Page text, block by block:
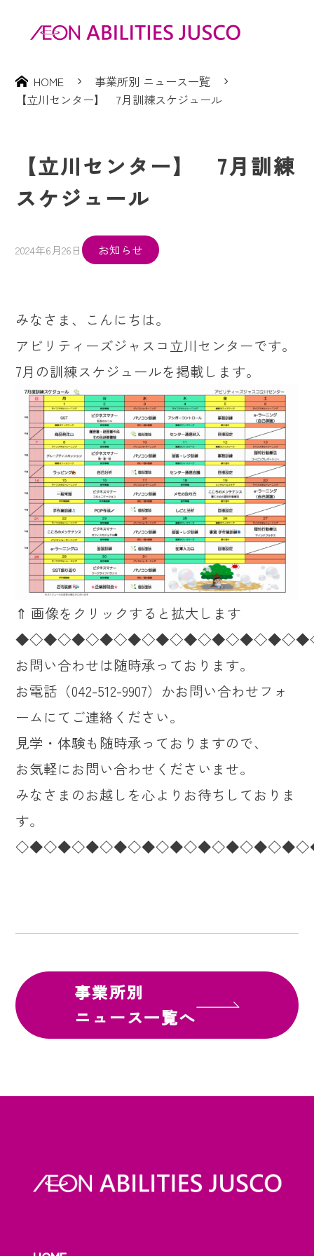
HOME
事業所別 ニュース一覧
【立川センター】 7月訓練スケジュール
【立川センター】 7月訓練
スケジュール
2024年6月26日 お知らせ
みなさま、こんにちは。
アビリティーズジャスコ立川センターです。
7月の訓練スケジュールを掲載します。
⇑ 画像をクリックすると拡大します
お問い合わせは随時承っております。
お電話（042-512-9907）かお問い合わせフォ
ームにてご連絡ください。
見学・体験も随時承っておりますので、
お気軽にお問い合わせくださいませ。
みなさまのお越しを心よりお待ちしておりま
す。
事業所別
ニュース一覧へ